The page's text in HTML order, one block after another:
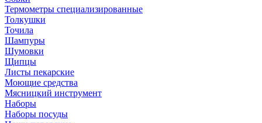
Термометры специализированные
Толкушки
Точила
Шампуры
Шумовки
Щипцы
Листы пекарские
Моющие средства
Мясницкий инструмент
Наборы
Наборы посуды